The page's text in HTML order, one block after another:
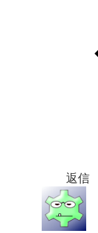
返信